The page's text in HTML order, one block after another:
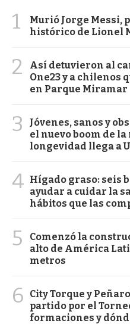
1
Murió Jorge Messi,
histórico de Lionel
2
Así detuvieron al
One23 y a chilenos
en Parque Miramar
3
Jóvenes, sanos y
el nuevo boom de
longevidad llega a
4 Hígado graso: seis
ayudar a cuidar la
hábitos que las
5
Comenzó la
alto de América
metros
6
City Torque y
partido por el
formaciones y